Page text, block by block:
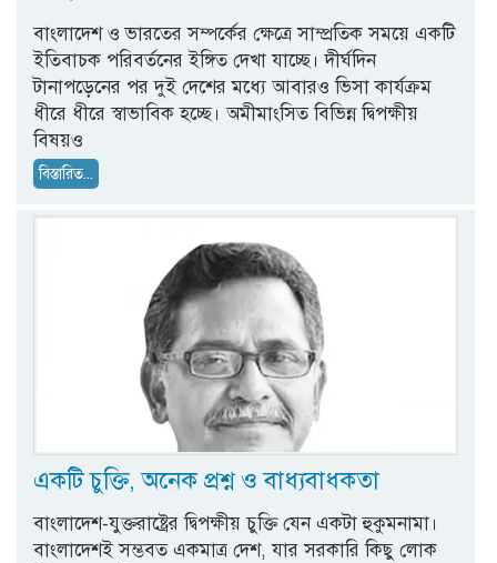
বাংলাদেশ ও ভারতের সম্পর্কের ক্ষেত্রে সাম্প্রতিক সময়ে একটি
ইতিবাচক পরিবর্তনের ইঙ্গিত দেখা যাচ্ছে। দীর্ঘদিন
টানাপড়েনের পর দুই দেশের মধ্যে আবারও ভিসা কার্যক্রম
ধীরে ধীরে স্বাভাবিক হচ্ছে। অমীমাংসিত বিভিন্ন দ্বিপক্ষীয়
বিষয়ও
বিস্তারিত...
একটি চুক্তি, অনেক প্রশ্ন ও বাধ্যবাধকতা
বাংলাদেশ-যুক্তরাষ্ট্রের দ্বিপক্ষীয় চুক্তি যেন একটা হুকুমনামা।
বাংলাদেশই সম্ভবত একমাত্র দেশ, যার সরকারি কিছু লোক